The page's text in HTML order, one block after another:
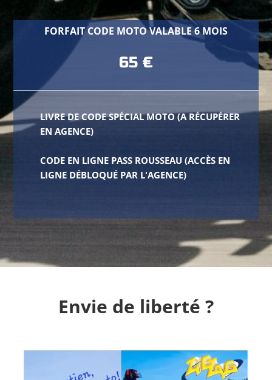
FORFAIT CODE MOTO VALABLE 6 MOIS
65 €
LIVRE DE CODE SPÉCIAL MOTO (A RÉCUPÉRER
EN AGENCE)
CODE EN LIGNE PASS ROUSSEAU (ACCÈS EN
LIGNE DÉBLOQUÉ PAR L'AGENCE)
Envie de liberté ?